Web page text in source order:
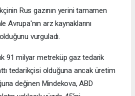
Rus gazının yerini tamamen
Avrupa'nın arz kaynaklarını
vurguladı.
91 milyar metreküp gaz tedarik
tedarikçisi olduğuna ancak üretim
değinen Mindekova, ABD